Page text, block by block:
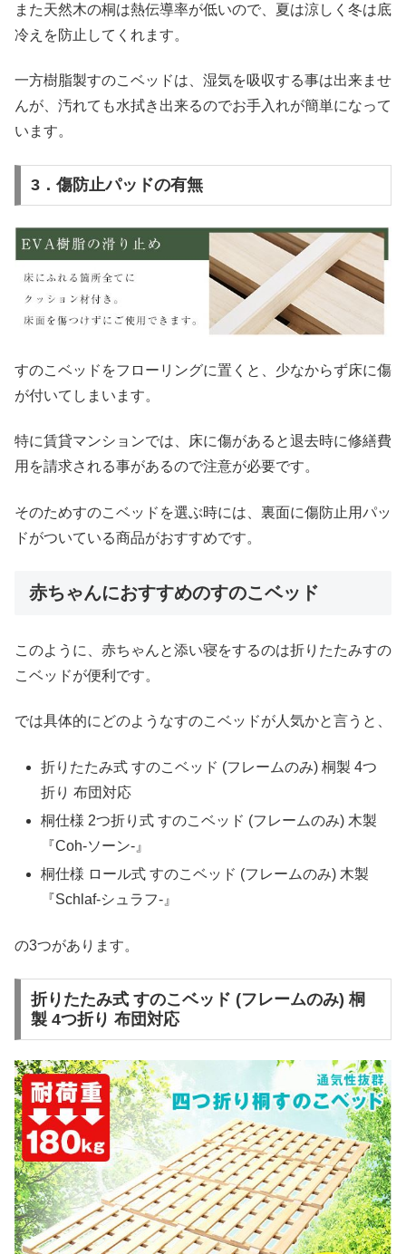
また天然木の桐は熱伝導率が低いので、夏は涼しく冬は底
冷えを防止してくれます。
一方樹脂製すのこベッドは、湿気を吸収する事は出来ませ
んが、汚れても水拭き出来るのでお手入れが簡単になって
います。
3．傷防止パッドの有無
すのこベッドをフローリングに置くと、少なからず床に傷
が付いてしまいます。
特に賃貸マンションでは、床に傷があると退去時に修繕費
用を請求される事があるので注意が必要です。
そのためすのこベッドを選ぶ時には、裏面に傷防止用パッ
ドがついている商品がおすすめです。
赤ちゃんにおすすめのすのこベッド
このように、赤ちゃんと添い寝をするのは折りたたみすの
こベッドが便利です。
では具体的にどのようなすのこベッドが人気かと言うと、
折りたたみ式 すのこベッド (フレームのみ) 桐製 4つ
折り 布団対応
桐仕様 2つ折り式 すのこベッド (フレームのみ) 木製
『Coh-ソーン-』
桐仕様 ロール式 すのこベッド (フレームのみ) 木製
『Schlaf-シュラフ-』
の3つがあります。
折りたたみ式 すのこベッド (フレームのみ) 桐
製 4つ折り 布団対応